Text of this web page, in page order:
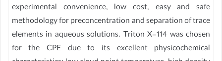
experimental convenience, low cost, easy and safe
methodology for preconcentration and separation of trace
elements in aqueous solutions. Triton X-114 was chosen
for the CPE due to its excellent physicochemical